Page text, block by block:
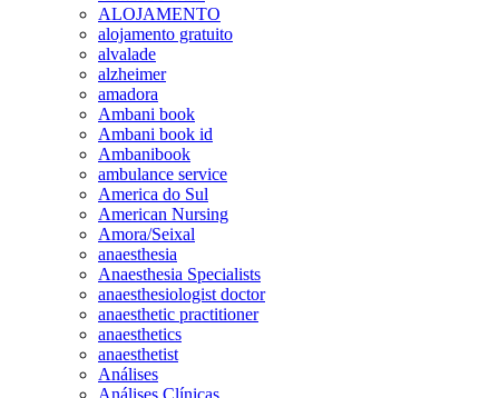
ALOJAMENTO
alojamento gratuito
alvalade
alzheimer
amadora
Ambani book
Ambani book id
Ambanibook
ambulance service
America do Sul
American Nursing
Amora/Seixal
anaesthesia
Anaesthesia Specialists
anaesthesiologist doctor
anaesthetic practitioner
anaesthetics
anaesthetist
Análises
Análises Clínicas